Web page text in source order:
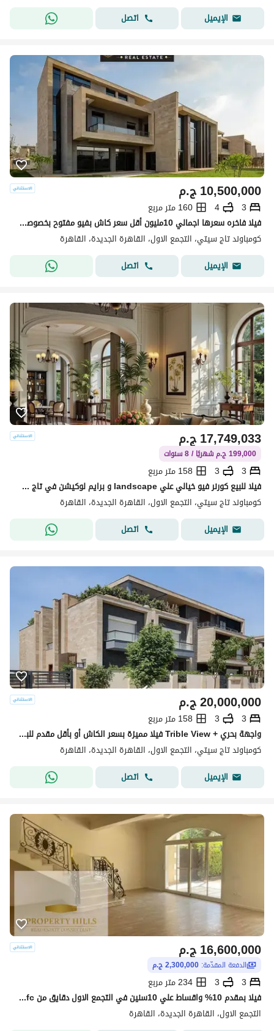
الإيميل
اتصل
ج.م10,500,000
3
4
160 متر مربع
فيلا فاخره سعرها اجمالي 10مليون أقل سعر كاش بفيو مفتوح بخصوصيه كامله للبيع في تاج سيتي Taj city القاهره الجديده التجمع الخامس
كومباوند تاج سيتي، التجمع الاول، القاهرة الجديدة، القاهرة
الإيميل
اتصل
ج.م17,749,033
199,000 ج.م شهريًا / 8 سنوات
3
3
158 متر مربع
فيلا للبيع كورنر فيو خيالي علي landscape و برايم لوكيشن في تاج سيتي taj city بالتقسيط
كومباوند تاج سيتي، التجمع الاول، القاهرة الجديدة، القاهرة
الإيميل
اتصل
ج.م20,000,000
3
3
158 متر مربع
واجهة بحري + Trible View فيلا مميزة بسعر الكاش أو بأقل مقدم للبيع في تاج سيتي التجمع الأول بجوار جاردينيا ودقائق من شيراتون Taj City New Cairo
كومباوند تاج سيتي، التجمع الاول، القاهرة الجديدة، القاهرة
الإيميل
اتصل
ج.م16,600,000
الدفعة المقدّمة: 2,300,000 ج.م
3
3
234 متر مربع
فيلا بمقدم 10% واقساط علي 10سنين في التجمع الاول دقايق من cfc من مطور معروف
التجمع الاول، القاهرة الجديدة، القاهرة